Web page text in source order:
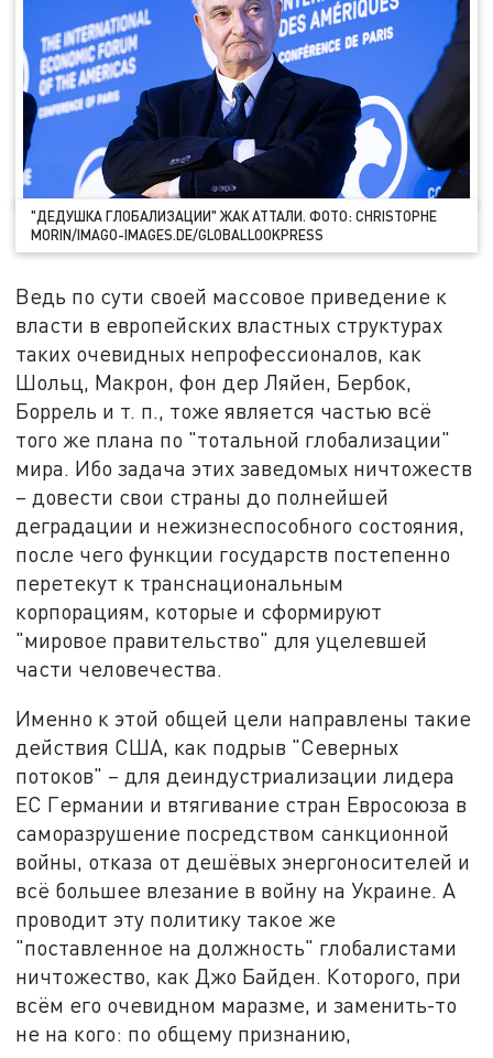
"ДЕДУШКА ГЛОБАЛИЗАЦИИ" ЖАК АТТАЛИ. ФОТО: CHRISTOPHE
MORIN/IMAGO-IMAGES.DE/GLOBALLOOKPRESS
Ведь по сути своей массовое приведение к
власти в европейских властных структурах
таких очевидных непрофессионалов, как
Шольц, Макрон, фон дер Ляйен, Бербок,
Боррель и т. п., тоже является частью всё
того же плана по "тотальной глобализации"
мира. Ибо задача этих заведомых ничтожеств
– довести свои страны до полнейшей
деградации и нежизнеспособного состояния,
после чего функции государств постепенно
перетекут к транснациональным
корпорациям, которые и сформируют
"мировое правительство" для уцелевшей
части человечества.
Именно к этой общей цели направлены такие
действия США, как подрыв "Северных
потоков" – для деиндустриализации лидера
ЕС Германии и втягивание стран Евросоюза в
саморазрушение посредством санкционной
войны, отказа от дешёвых энергоносителей и
всё большее влезание в войну на Украине. А
проводит эту политику такое же
"поставленное на должность" глобалистами
ничтожество, как Джо Байден. Которого, при
всём его очевидном маразме, и заменить-то
не на кого: по общему признанию,